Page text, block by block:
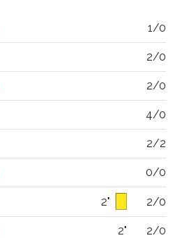
1/0
2/0
2/0
4/0
2/2
0/0
2" 2/0
2" 2/0